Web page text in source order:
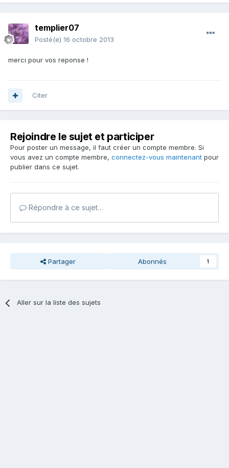
templier07
Posté(e) 16 octobre 2013
merci pour vos reponse !
Citer
Rejoindre le sujet et participer
Pour poster un message, il faut créer un compte membre. Si
vous avez un compte membre, connectez-vous maintenant pour
publier dans ce sujet.
Répondre à ce sujet…
Partager Abonnés 1
Aller sur la liste des sujets